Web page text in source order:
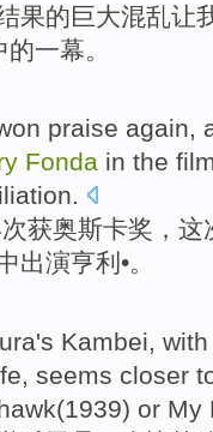
果的巨大混乱让
的一幕 。
praise again,
Fonda in the
.
获奥斯卡奖 ，这
出演亨利 •。
Kambei, with
, seems closer
(1939) or My